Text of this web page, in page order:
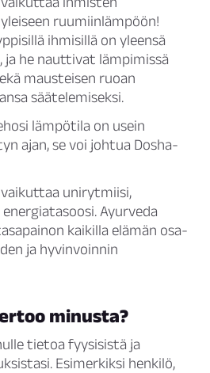
ruumiinlämpöön!
ihmisillä on yleensä
ja he nauttivat lämpimissä
mausteisen ruoan
säätelemiseksi.
lämpötila on usein
ajan, se voi johtua Dosha-
unirytmiisi,
Ayurveda
kaikilla elämän osa-
ja hyvinvoinnin
minusta?
tietoa fyysisistä ja
Esimerkiksi henkilö,